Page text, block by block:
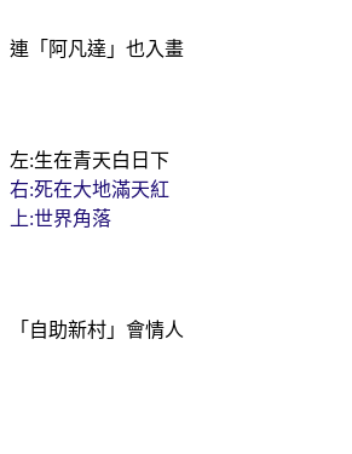
連「阿凡達」也入畫
左:生在青天白日下
右:死在大地滿天紅
上:世界角落
「自助新村」會情人